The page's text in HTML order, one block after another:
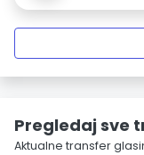
Pregledaj sve
Aktualne transfer